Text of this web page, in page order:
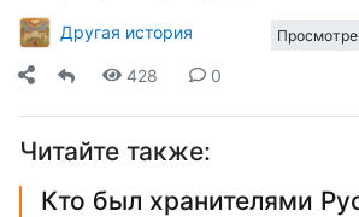
Другая история
428 0
Читайте также:
Кто был хранителями